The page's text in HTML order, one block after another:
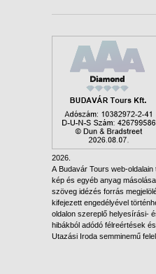
2026.
A Budavár Tours web-
kép és egyéb anyag
szöveg idézés forrás
kifejezett engedélyével
oldalon szereplő helyesírási-
hibákból adódó félreértések
Utazási Iroda semminemű